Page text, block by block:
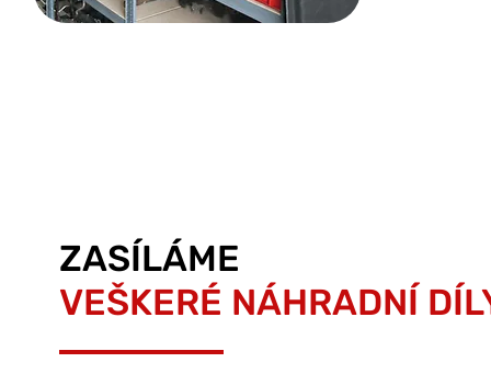
ZASÍLÁME
VEŠKERÉ NÁHRADNÍ